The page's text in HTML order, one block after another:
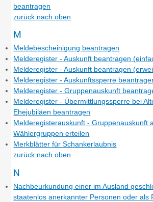
beantragen
zurück nach oben
M
Meldebescheinigung beantragen
Melderegister - Auskunft beantragen
Melderegister - Auskunft beantragen
Melderegister - Auskunftssperre
Melderegister - Gruppenauskunft
Melderegister - Übermittlungssperre bei
Ehejubiläen beantragen
Melderegisterauskunft - Gruppenauskunft
Wählergruppen erteilen
Merkblätter für Schankerlaubnis
zurück nach oben
N
Nachbeurkundung einer im Ausland
staatenlos anerkannter Personen oder als